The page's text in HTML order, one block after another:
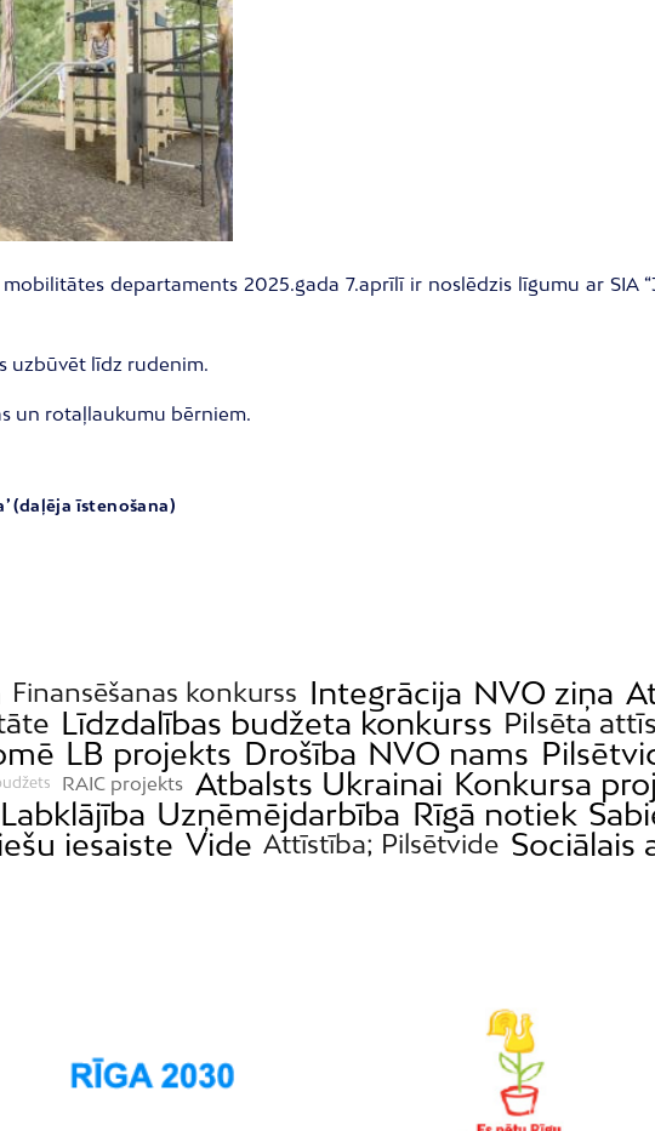
departaments 2025.gada 7.aprīlī ir noslēdzis līgumu ar SIA
uzbūvēt līdz rudenim.
un rotaļlaukumu bērniem.
(daļēja īstenošana)
Finansēšanas konkurss Integrācija NVO ziņa
Līdzdalības budžeta konkurss Pilsēta
LB projekts Drošība NVO nams
RAIC projekts Atbalsts Ukrainai Konkursa
Labklājība Uzņēmējdarbība Rīgā notiek
iesaiste Vide Attīstība; Pilsētvide Sociālais